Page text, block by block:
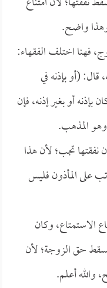
وهذا واضح.
فهنا اختلف الفقهاء:
(أو بإذنه في
أو بغير إذنه، فإن
المذهب.
نفقتها تجب؛ لأن هذا
على المأذون فليس
الاستمتاع، وكان
حق الزوجة؛ لأن
والله أعلم.